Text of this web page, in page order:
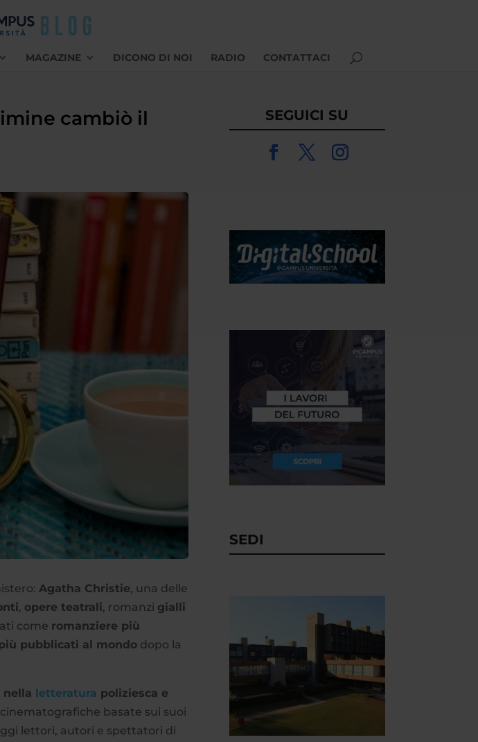
MAGAZINE DICONO DI NOI RADIO CONTATTACI
cambiò il
Agatha Christie, una delle
, opere teatrali, romanzi gialli
come romanziere più
pubblicati al mondo dopo la
letteratura poliziesca e
basate sui suoi
lettori, autori e spettatori di
SEGUICI SU
SEDI